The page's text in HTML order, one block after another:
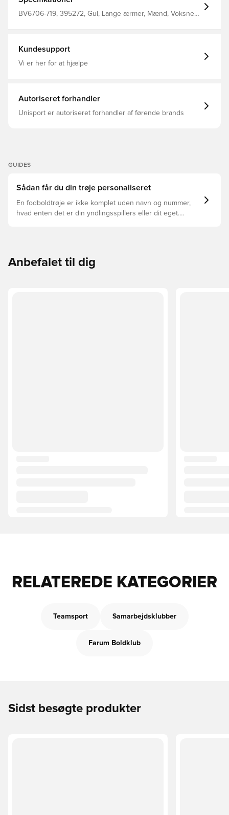
BV6706-719, 395272, Gul, Lange ærmer, Mænd, Voksne,
Kundesupport
Vi er her for at hjælpe
Autoriseret forhandler
Unisport er autoriseret forhandler af førende brands
GUIDES
Sådan får du din trøje personaliseret
En fodboldtrøje er ikke komplet uden navn og nummer,
hvad enten det er din yndlingsspillers eller dit eget.
Anbefalet til dig
RELATEREDE KATEGORIER
Teamsport Samarbejdsklubber
Farum Boldklub
Sidst besøgte produkter